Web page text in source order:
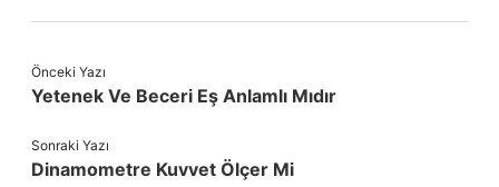
Önceki Yazı
Yetenek Ve Beceri Eş Anlamlı Mıdır
Sonraki Yazı
Dinamometre Kuvvet Ölçer Mi